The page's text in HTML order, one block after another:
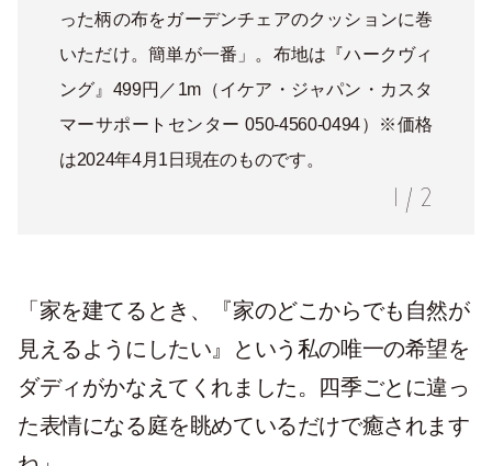
った柄の布をガーデンチェアのクッションに巻
いただけ。簡単が一番」。布地は『ハークヴィ
ング』499円／1m（イケア・ジャパン・カスタ
マーサポートセンター 050-4560-0494）※価格
は2024年4月1日現在のものです。
1 / 2
「家を建てるとき、『家のどこからでも自然が
見えるようにしたい』という私の唯一の希望を
ダディがかなえてくれました。四季ごとに違っ
た表情になる庭を眺めているだけで癒されます